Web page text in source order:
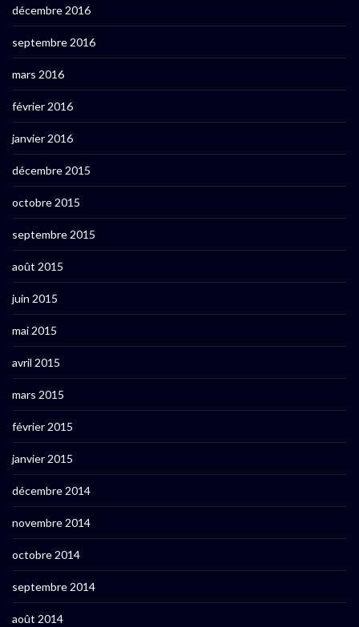
décembre 2016
septembre 2016
mars 2016
février 2016
janvier 2016
décembre 2015
octobre 2015
septembre 2015
août 2015
juin 2015
mai 2015
avril 2015
mars 2015
février 2015
janvier 2015
décembre 2014
novembre 2014
octobre 2014
septembre 2014
août 2014